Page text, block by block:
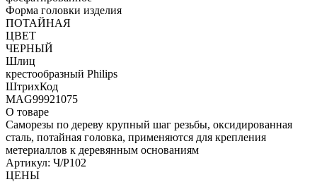
Форма головки изделия
ПОТАЙНАЯ
ЦВЕТ
ЧЕРНЫЙ
Шлиц
крестообразный Philips
ШтрихКод
MAG99921075
О товаре
Саморезы по дереву крупный шаг резьбы, оксидированная
сталь, потайная головка, применяются для крепления
метериаллов к деревянным основаниям
Артикул: Ч/Р102
ЦЕНЫ